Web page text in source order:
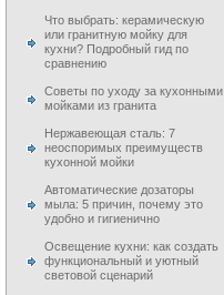
Что выбрать: керамическую
или гранитную мойку для
кухни? Подробный гид по
сравнению
Советы по уходу за кухонными
мойками из гранита
Нержавеющая сталь: 7
неоспоримых преимуществ
кухонной мойки
Автоматические дозаторы
мыла: 5 причин, почему это
удобно и гигиенично
Освещение кухни: как создать
функциональный и уютный
световой сценарий